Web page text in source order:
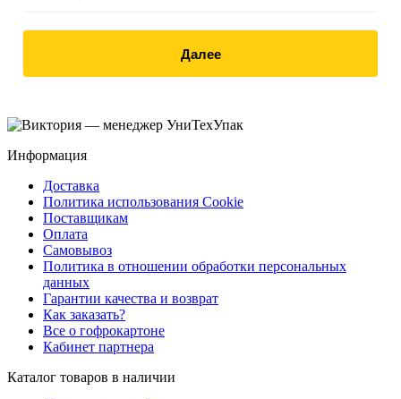
Далее
Информация
Доставка
Политика использования Cookie
Поставщикам
Оплата
Самовывоз
Политика в отношении обработки персональных
данных
Гарантии качества и возврат
Как заказать?
Все о гофрокартоне
Кабинет партнера
Каталог товаров в наличии